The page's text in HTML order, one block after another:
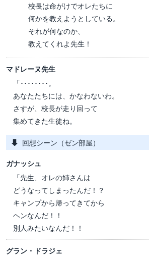
校長は命がけでオレたちに
何かを教えようとしている。
それが何なのか、
教えてくれよ先生！
マドレーヌ先生
「････････。
あなたたちには、かなわないわ。
さすが、校長が走り回って
集めてきた生徒ね。
回想シーン（ゼン部屋）
ガナッシュ
「先生、オレの姉さんは
どうなってしまったんだ！？
キャンプから帰ってきてから
ヘンなんだ！！
別人みたいなんだ！！
グラン・ドラジェ